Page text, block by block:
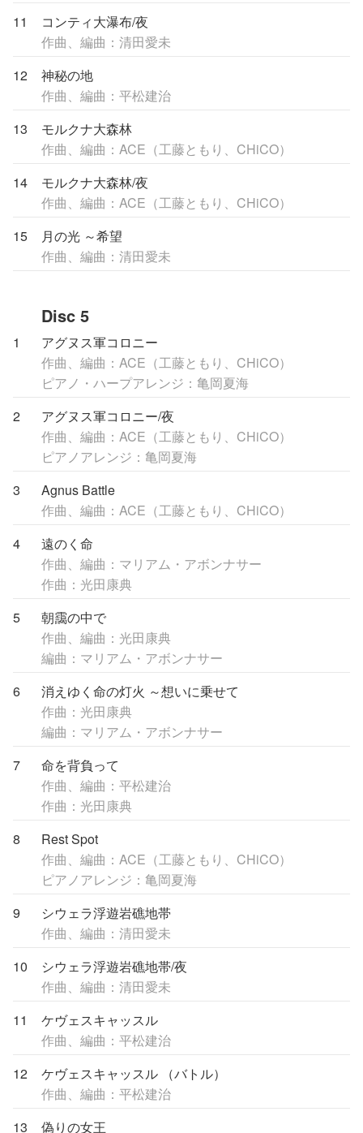
11
コンティ大瀑布/夜
作曲、編曲：清田愛未
12
神秘の地
作曲、編曲：平松建治
13
モルクナ大森林
作曲、編曲：ACE（工藤ともり、CHiCO）
14
モルクナ大森林/夜
作曲、編曲：ACE（工藤ともり、CHiCO）
15
月の光 ～希望
作曲、編曲：清田愛未
Disc 5
1
アグヌス軍コロニー
作曲、編曲：ACE（工藤ともり、CHiCO）
ピアノ・ハープアレンジ：亀岡夏海
2
アグヌス軍コロニー/夜
作曲、編曲：ACE（工藤ともり、CHiCO）
ピアノアレンジ：亀岡夏海
3
Agnus Battle
作曲、編曲：ACE（工藤ともり、CHiCO）
4
遠のく命
作曲、編曲：マリアム・アボンナサー
作曲：光田康典
5
朝靄の中で
作曲、編曲：光田康典
編曲：マリアム・アボンナサー
6
消えゆく命の灯火 ～想いに乗せて
作曲：光田康典
編曲：マリアム・アボンナサー
7
命を背負って
作曲、編曲：平松建治
作曲：光田康典
8
Rest Spot
作曲、編曲：ACE（工藤ともり、CHiCO）
ピアノアレンジ：亀岡夏海
9
シウェラ浮遊岩礁地帯
作曲、編曲：清田愛未
10
シウェラ浮遊岩礁地帯/夜
作曲、編曲：清田愛未
11
ケヴェスキャッスル
作曲、編曲：平松建治
12
ケヴェスキャッスル （バトル）
作曲、編曲：平松建治
13
偽りの女王